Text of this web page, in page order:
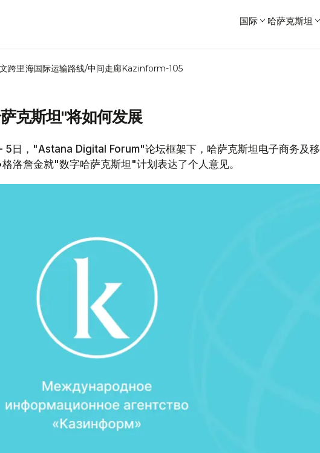
国际 哈萨克斯坦
跨里海国际运输路线/中间走廊Kazinform-105
克斯坦"将如何发展
5日，"Astana Digital Forum"论坛框架下，哈萨克斯坦电子商务及移
洛詹金就"数字哈萨克斯坦"计划表达了个人意见。